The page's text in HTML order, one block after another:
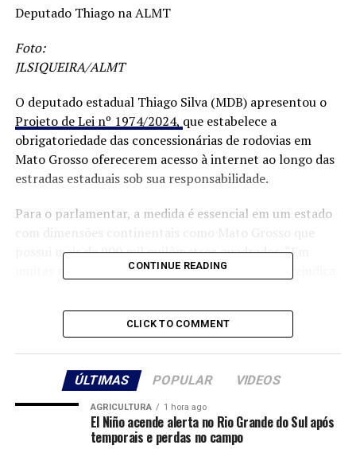
Deputado Thiago na ALMT
Foto:
JLSIQUEIRA/ALMT
O deputado estadual Thiago Silva (MDB) apresentou o
Projeto de Lei nº 1974/2024, que estabelece a
obrigatoriedade das concessionárias de rodovias em
Mato Grosso oferecerem acesso à internet ao longo das
estradas estaduais sob sua responsabilidade.
Para o parlamentar, a medida é essencial em um estado
com dimensões continentais como Mato Grosso que
possui mais de 900 mil quilômetros quadrados. “Em
muitas regiões, não há sinal de internet, o que prejudica
motoristas que possam enfrentar problemas mecânicos
ou acidentes no percurso”, explicou Thiago Silva.
fundamental não apenas para o conforto dos usuários,
mas principalmente para a segurança. “A internet é uma
ferramenta indispensável para comunicação, acesso à
informação e segurança. Em situações de emergência,
CONTINUE READING
CLICK TO COMMENT
ÚLTIMAS POPULAR VIDEOS
AGRICULTURA 1 hora ago
El Niño acende alerta no Rio Grande do Sul após
temporais e perdas no campo